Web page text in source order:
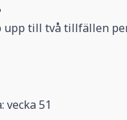
upp till två tillfällen
vecka 51